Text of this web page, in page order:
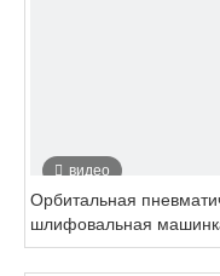
видео
Орбитальная
шлифовальная
центральной